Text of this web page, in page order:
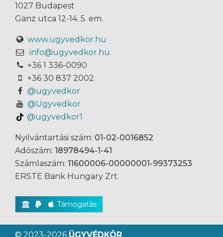
1027 Budapest
Ganz utca 12-14. 5. em.
www.ugyvedkor.hu
info@ugyvedkor.hu
+36 1 336-0090
+36 30 837 2002
@ugyvedkor
@Ugyvedkor
@ugyvedkor1
Nyilvántartási szám: 01-02-0016852
Adószám: 18978494-1-41
Számlaszám: 11600006-00000001-99373253
ERSTE Bank Hungary Zrt.
Támogatás
© 2023-2026 ÜGYVÉDKÖR.